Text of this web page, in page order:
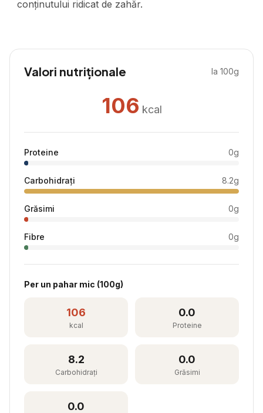
conținutului ridicat de zahăr.
Valori nutriționale la 100g
106 kcal
Proteine 0g
Carbohidrați 8.2g
Grăsimi 0g
Fibre 0g
Per un pahar mic (100g)
106
kcal
0.0
Proteine
8.2
Carbohidrați
0.0
Grăsimi
0.0